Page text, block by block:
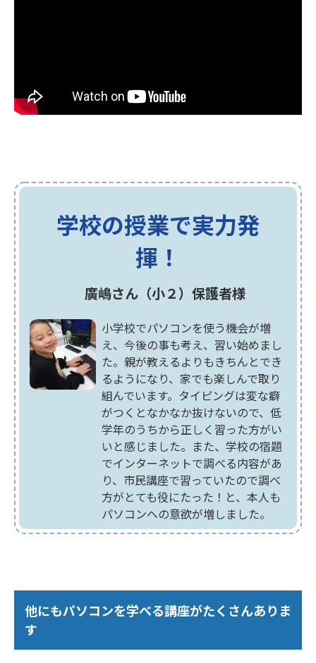
学校の授業で実力発
揮！
廣嶋さん（小２）保護者様
小学校でパソコンを使う機会が増
え、今後の事も考え、習い始めまし
た。親が教えるよりもきちんとでき
るようになり、家でも楽しんで取り
組んでいます。タイピングは変な癖
がつくとなかなか抜けないので、低
学年のうちから正しく習った方がい
いと感じました。また、学校の宿題
でインターネットで調べる内容があ
り、市民講座で習っていたので調べ
方がとても役にたった！と、本人も
パソコンへの意欲が増しました。
他にもパソコンを学べる講座がたくさんありま
す